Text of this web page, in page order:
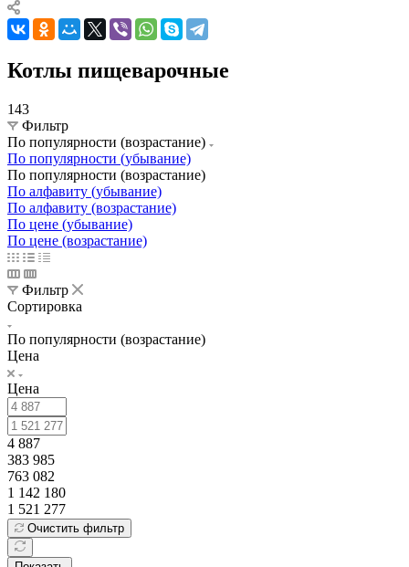
Котлы пищеварочные
143
Фильтр
По популярности (возрастание)
По популярности (убывание)
По популярности (возрастание)
По алфавиту (убывание)
По алфавиту (возрастание)
По цене (убывание)
По цене (возрастание)
Фильтр
Сортировка
По популярности (возрастание)
Цена
Цена
4 887
383 985
763 082
1 142 180
1 521 277
Очистить фильтр